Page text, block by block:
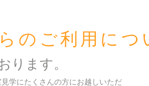
のご利用につ
ります。
学にたくさんの方にお越しいただ